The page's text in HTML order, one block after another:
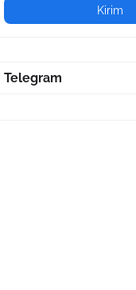
Telegram